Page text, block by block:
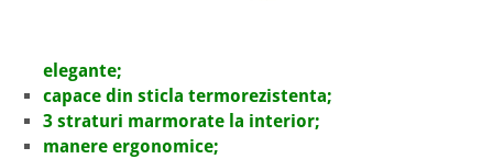
elegante;
capace din sticla termorezistenta;
3 straturi marmorate la interior;
manere ergonomice;